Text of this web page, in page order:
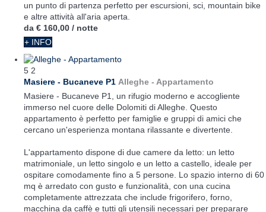
un punto di partenza perfetto per escursioni, sci, mountain bike
e altre attività all'aria aperta.
da € 160,00 / notte
+ INFO
5 2
Masiere - Bucaneve P1 Alleghe - Appartamento
Masiere - Bucaneve P1, un rifugio moderno e accogliente
immerso nel cuore delle Dolomiti di Alleghe. Questo
appartamento è perfetto per famiglie e gruppi di amici che
cercano un'esperienza montana rilassante e divertente.
L'appartamento dispone di due camere da letto: un letto
matrimoniale, un letto singolo e un letto a castello, ideale per
ospitare comodamente fino a 5 persone. Lo spazio interno di 60
mq è arredato con gusto e funzionalità, con una cucina
completamente attrezzata che include frigorifero, forno,
macchina da caffè e tutti gli utensili necessari per preparare